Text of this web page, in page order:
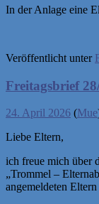
In der Anlage eine
Veröffentlicht unter
Freitagsbrief
24. April 2026 (Mue
Liebe Eltern,
ich freue mich über
„Trommel –
angemeldeten